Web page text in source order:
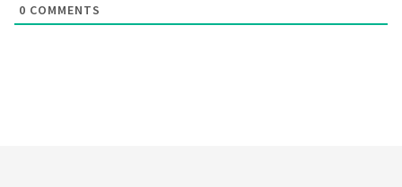
0 COMMENTS